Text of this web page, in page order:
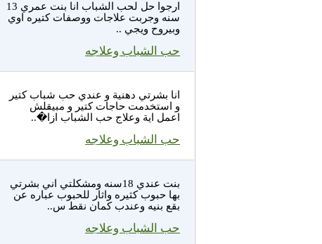
ارجوا حل لحب الشباب انا بنت عمري 13
سنه وجربت علاجات ووصفات كتيره اوي
وبيروح ويجي ..
حب الشباب وعلاجه
انا بشرتي دهنية و عندي حب شباب كتير
و استخدمت حاجات كتير و مبيقلش
اعمل اية وعلاج حب الشباب ازا�..
حب الشباب وعلاجه
بنت عندي 18سنه ومشكلتي اني بشرتي
بها حبوب كثيره واثار للحبوب عباره عن
بقع بنيه وعندب كمان نقط س..
حب الشباب وعلاجه